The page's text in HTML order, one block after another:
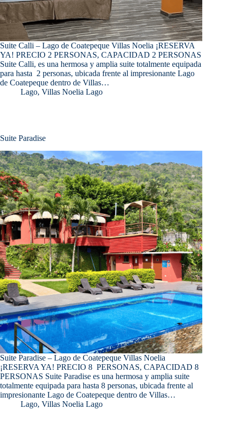
Suite Calli – Lago de Coatepeque Villas Noelia ¡RESERVA
YA! PRECIO 2 PERSONAS, CAPACIDAD 2 PERSONAS
Suite Calli, es una hermosa y amplia suite totalmente equipada
para hasta 2 personas, ubicada frente al impresionante Lago
de Coatepeque dentro de Villas…
Lago, Villas Noelia Lago
Suite Paradise
Suite Paradise – Lago de Coatepeque Villas Noelia
¡RESERVA YA! PRECIO 8 PERSONAS, CAPACIDAD 8
PERSONAS Suite Paradise es una hermosa y amplia suite
totalmente equipada para hasta 8 personas, ubicada frente al
impresionante Lago de Coatepeque dentro de Villas…
Lago, Villas Noelia Lago